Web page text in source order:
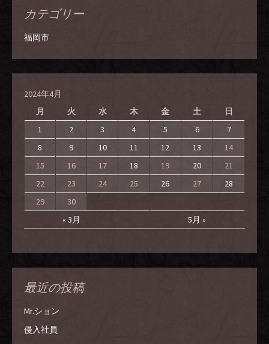
カテゴリー
福岡市
2024年4月
月
火 水 木 金 土 日
« 3月 5月 »
1 2 3 4 5 6
7
8
9 10 11 12 13
14
15
16 17 18 19 20
21
22
23 24 25 26 27
28
29
30
最近の投稿
Mr.ション
侵入社員